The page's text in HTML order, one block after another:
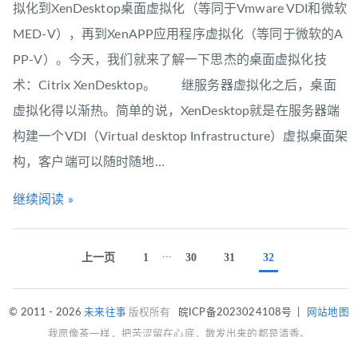
拟化到XenDesktop桌面虚拟化（等同于Vmware VDI和微软
MED-V），再到XenAPP应用程序虚拟化（等同于微软的A
PP-V）。今天，我们就来了解一下思杰的桌面虚拟化技
术：Citrix XenDesktop。 继服务器虚拟化之后，桌面
虚拟化得以渐热。简单的说，XenDesktop就是在服务器端
构建一个VDI（Virtual desktop Infrastructure）虚拟桌面架
构，客户端可以随时随地…
继续阅读 »
上一页 1 ... 30 31 32
© 2011 - 2026未来往事 版权所有 皖ICP备2023024108号 网站地图
我愿像茶一样，把苦涩留在心底，散发出来的都是清香。